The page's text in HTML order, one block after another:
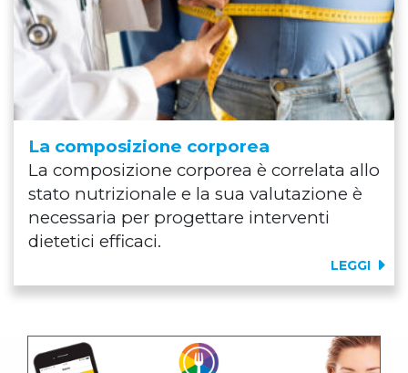
La composizione corporea
La composizione corporea è correlata allo
stato nutrizionale e la sua valutazione è
necessaria per progettare interventi
dietetici efficaci.
LEGGI